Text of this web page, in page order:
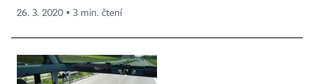
26. 3. 2020 ▪ 3 min. čtení